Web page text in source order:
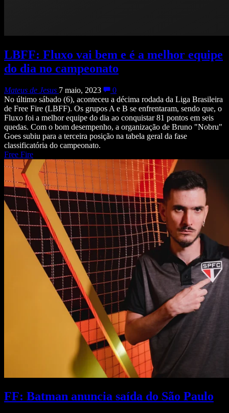
LBFF: Fluxo vai bem e é a melhor equipe
do dia no campeonato
Mateus de Jesus 7 maio, 2023
0
No último sábado (6), aconteceu a décima rodada da Liga Brasileira
de Free Fire (LBFF). Os grupos A e B se enfrentaram, sendo que, o
Fluxo foi a melhor equipe do dia ao conquistar 81 pontos em seis
quedas. Com o bom desempenho, a organização de Bruno "Nobru"
Goes subiu para a terceira posição na tabela geral da fase
classificatória do campeonato.
Free Fire
FF: Batman anuncia saída do São Paulo